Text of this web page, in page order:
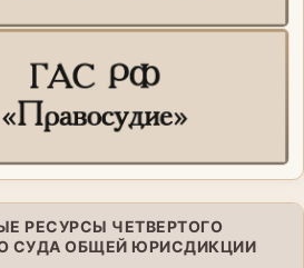
РЕСУРСЫ ЧЕТВЕРТОГО
СУДА ОБЩЕЙ ЮРИСДИКЦИИ